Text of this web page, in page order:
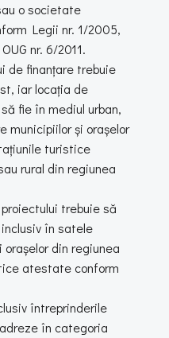
o societate
Legii nr. 1/2005,
nr. 6/2011.
de finanțare trebuie
iar locația de
fie în mediul urban,
municipiilor și orașelor
turistice
rural din regiunea
trebuie să
în satele
din regiunea
atestate conform
întreprinderile
în categoria